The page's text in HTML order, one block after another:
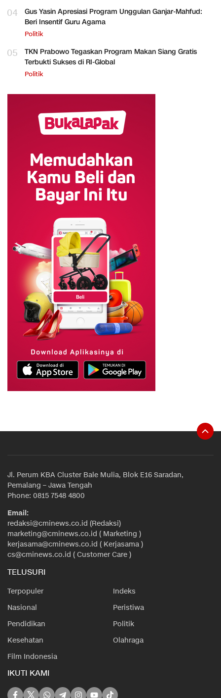
04
Gus Yasin Apresiasi Program Unggulan Ganjar-Mahfud:
Beri Insentif Guru Agama
Politik
05
TKN Prabowo Tegaskan Program Makan Siang Gratis
Terbukti Sukses di RI-Global
Politik
Jl. Perum KBA Cluster Bale Mulia, Blok E16 Saradan,
Pemalang – Jawa Tengah
Phone: 0815 7548 4800
Email:
redaksi@cminews.co.id (Redaksi)
marketing@cminews.co.id ( Marketing )
kerjasama@cminews.co.id ( Kerjasama )
cs@cminews.co.id ( Customer Care )
TELUSURI
Terpopuler
Indeks
Nasional
Peristiwa
Pendidikan
Politik
Kesehatan
Olahraga
Film Indonesia
IKUTI KAMI